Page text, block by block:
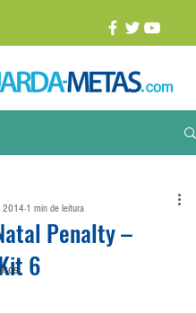
Penalty –
6
2014 1 min de leitura